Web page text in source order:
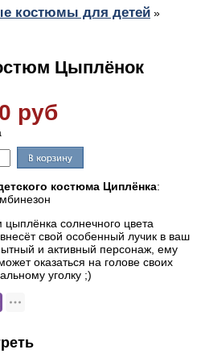
костюмы для детей »
Цыплёнок
руб
костюма Циплёнка:
цыплёнка солнечного цвета
свой особенный лучик в ваш
и активный персонаж, ему
оказаться на голове своих
уголку ;)